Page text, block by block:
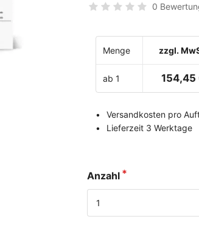
0
Menge zzgl.
ab 1 154,45
Versandkosten pro
Lieferzeit 3 Werktage
Anzahl